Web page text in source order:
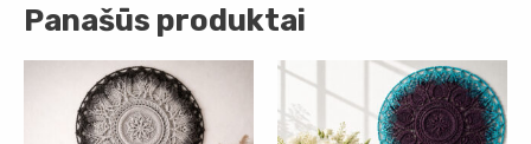
Panašūs produktai